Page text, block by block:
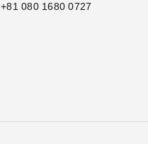
+81 080 1680 0727